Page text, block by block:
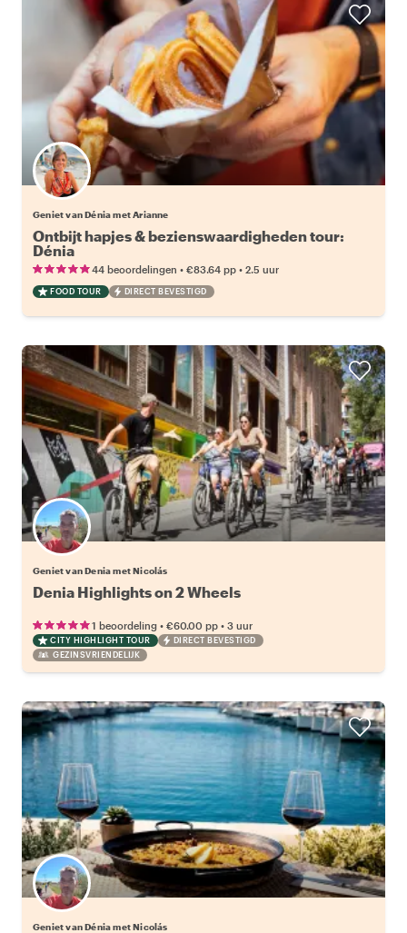
Geniet van Dénia met Arianne
Ontbijt hapjes & bezienswaardigheden tour:
Dénia
44 beoordelingen • €83.64 pp • 2.5 uur
FOOD TOUR DIRECT BEVESTIGD
Geniet van Denia met Nicolás
Denia Highlights on 2 Wheels
1 beoordeling • €60.00 pp • 3 uur
CITY HIGHLIGHT TOUR
DIRECT BEVESTIGD
GEZINSVRIENDELIJK
Geniet van Dénia met Nicolás